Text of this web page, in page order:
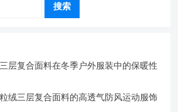
搜索
层复合面料在冬季户外服装中的保暖性
绒三层复合面料的高透气防风运动服饰